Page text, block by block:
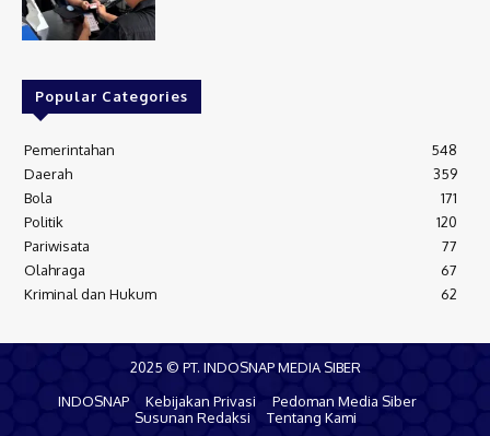
Popular Categories
Pemerintahan
548
Daerah
359
Bola
171
Politik
120
Pariwisata
77
Olahraga
67
Kriminal dan Hukum
62
2025 © PT. INDOSNAP MEDIA SIBER
INDOSNAP
Kebijakan Privasi
Pedoman Media Siber
Susunan Redaksi
Tentang Kami